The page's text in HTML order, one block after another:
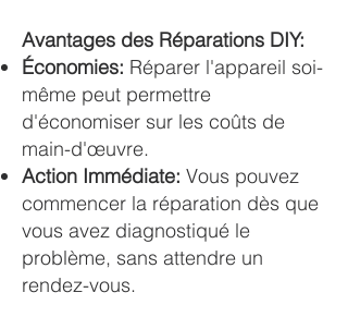
Avantages des Réparations DIY:
Économies: Réparer l'appareil soi-
même peut permettre
d'économiser sur les coûts de
main-d'œuvre.
Action Immédiate: Vous pouvez
commencer la réparation dès que
vous avez diagnostiqué le
problème, sans attendre un
rendez-vous.